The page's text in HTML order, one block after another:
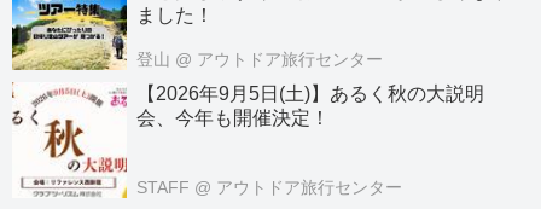
ました！
登山 @ アウトドア旅行センター
【2026年9月5日(土)】あるく秋の大説明
会、今年も開催決定！
STAFF @ アウトドア旅行センター